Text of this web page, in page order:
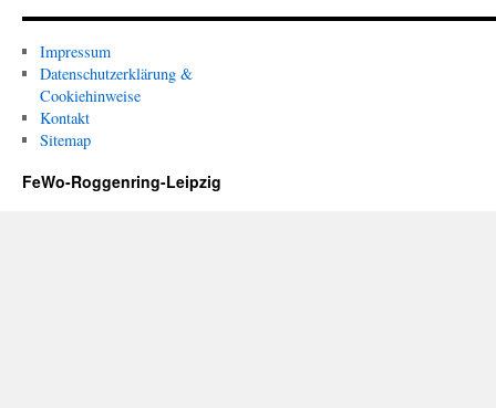
Impressum
Datenschutzerklärung &
Cookiehinweise
Kontakt
Sitemap
FeWo-Roggenring-Leipzig